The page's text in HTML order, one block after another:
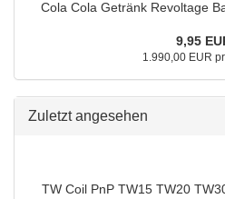
Cola Cola Getränk Revoltage
9,95
1.990,00 EUR
Zuletzt angesehen
TW Coil PnP TW15 TW20